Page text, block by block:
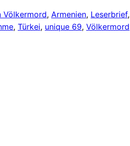
Völkermord, Armenien, Leserbrief,
, Türkei, unique 69, Völkermord